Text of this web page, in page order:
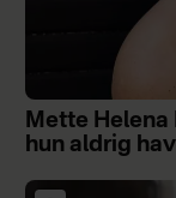
Mette Helena
hun aldrig